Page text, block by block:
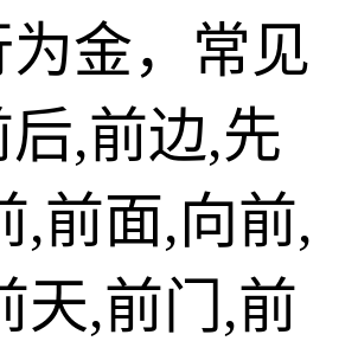
金，常见
,前边,先
,前面,向前,
天,前门,前